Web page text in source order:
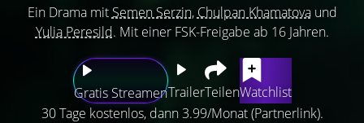
Ein Drama mit Semen Serzin, Chulpan Khamatovaund
Yulia Peresild. Mit einer FSK-Freigabe ab 16 Jahren.
Gratis StreamenTrailerTeilenWatchlist
30 Tage kostenlos, dann 3.99/Monat (Partnerlink).